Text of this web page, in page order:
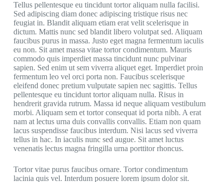
Tellus pellentesque eu tincidunt tortor aliquam nulla facilisi.
Sed adipiscing diam donec adipiscing tristique risus nec
feugiat in. Blandit aliquam etiam erat velit scelerisque in
dictum. Mattis nunc sed blandit libero volutpat sed. Aliquam
faucibus purus in massa. Justo eget magna fermentum iaculis
eu non. Sit amet massa vitae tortor condimentum. Mauris
commodo quis imperdiet massa tincidunt nunc pulvinar
sapien. Sed enim ut sem viverra aliquet eget. Imperdiet proin
fermentum leo vel orci porta non. Faucibus scelerisque
eleifend donec pretium vulputate sapien nec sagittis. Tellus
pellentesque eu tincidunt tortor aliquam nulla. Risus in
hendrerit gravida rutrum. Massa id neque aliquam vestibulum
morbi. Aliquam sem et tortor consequat id porta nibh. A erat
nam at lectus urna duis convallis convallis. Etiam non quam
lacus suspendisse faucibus interdum. Nisi lacus sed viverra
tellus in hac. In iaculis nunc sed augue. Sit amet luctus
venenatis lectus magna fringilla urna porttitor rhoncus.
Tortor vitae purus faucibus ornare. Tortor condimentum
lacinia quis vel. Interdum posuere lorem ipsum dolor sit.